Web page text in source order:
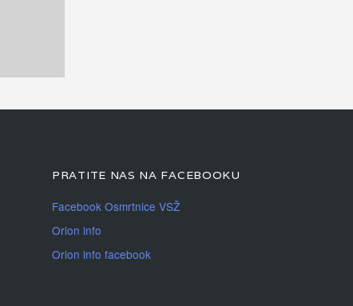
PRATITE NAS NA FACEBOOKU
Facebook Osmrtnice VSŽ
Orion info
Orion info facebook